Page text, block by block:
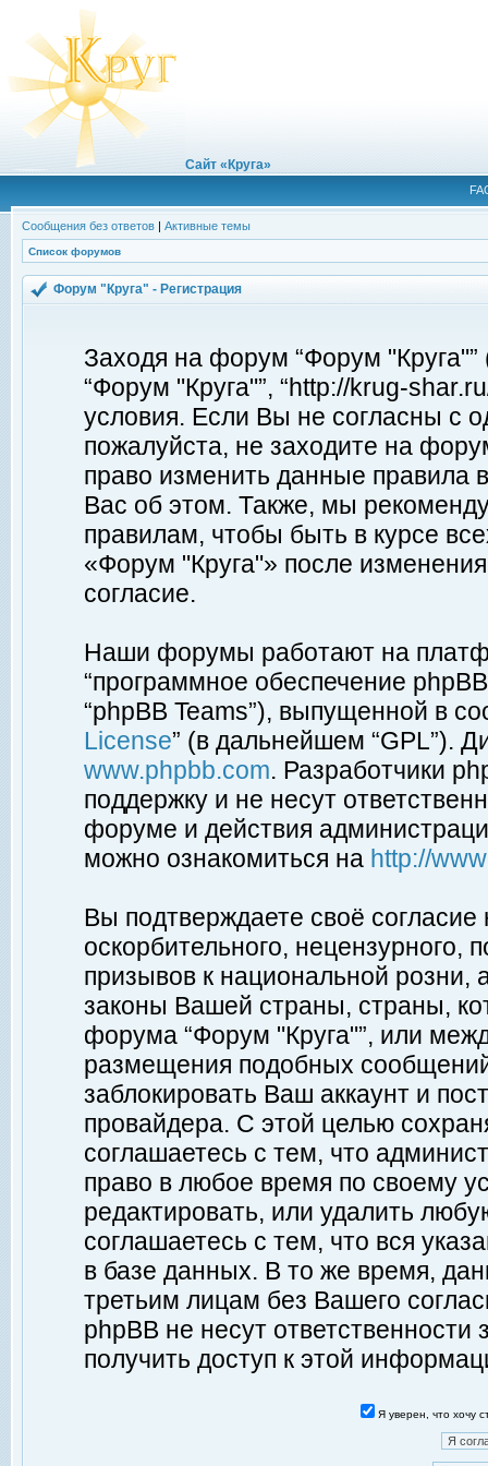
Сайт «Круга»
Сообщения без ответов | Активные темы
Список форумов
Форум "Круга" - Регистрация
Заходя на форум “Форум
“Форум "Круга"”, “http://krug-
условия. Если Вы не согласны с
пожалуйста, не заходите на
право изменить данные правила
Вас об этом. Также, мы
правилам, чтобы быть в курсе
«Форум "Круга"» после
согласие.
Наши форумы работают на
“программное обеспечение
“phpBB Teams”), выпущенной в
License” (в дальнейшем “GPL”).
www.phpbb.com. Разработчики
поддержку и не несут
форуме и действия
можно ознакомиться на http://
Вы подтверждаете своё
оскорбительного, нецензурного,
призывов к национальной
законы Вашей страны, страны,
форума “Форум "Круга"”, или
размещения подобных
заблокировать Ваш аккаунт и
провайдера. С этой целью
соглашаетесь с тем, что
право в любое время по своему
редактировать, или удалить
соглашаетесь с тем, что вся
в базе данных. В то же время,
третьим лицам без Вашего
phpBB не несут ответственности
получить доступ к этой
Я уверен, что хочу